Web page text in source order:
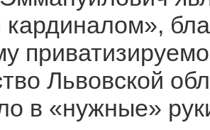
Львовской
в «нужные»